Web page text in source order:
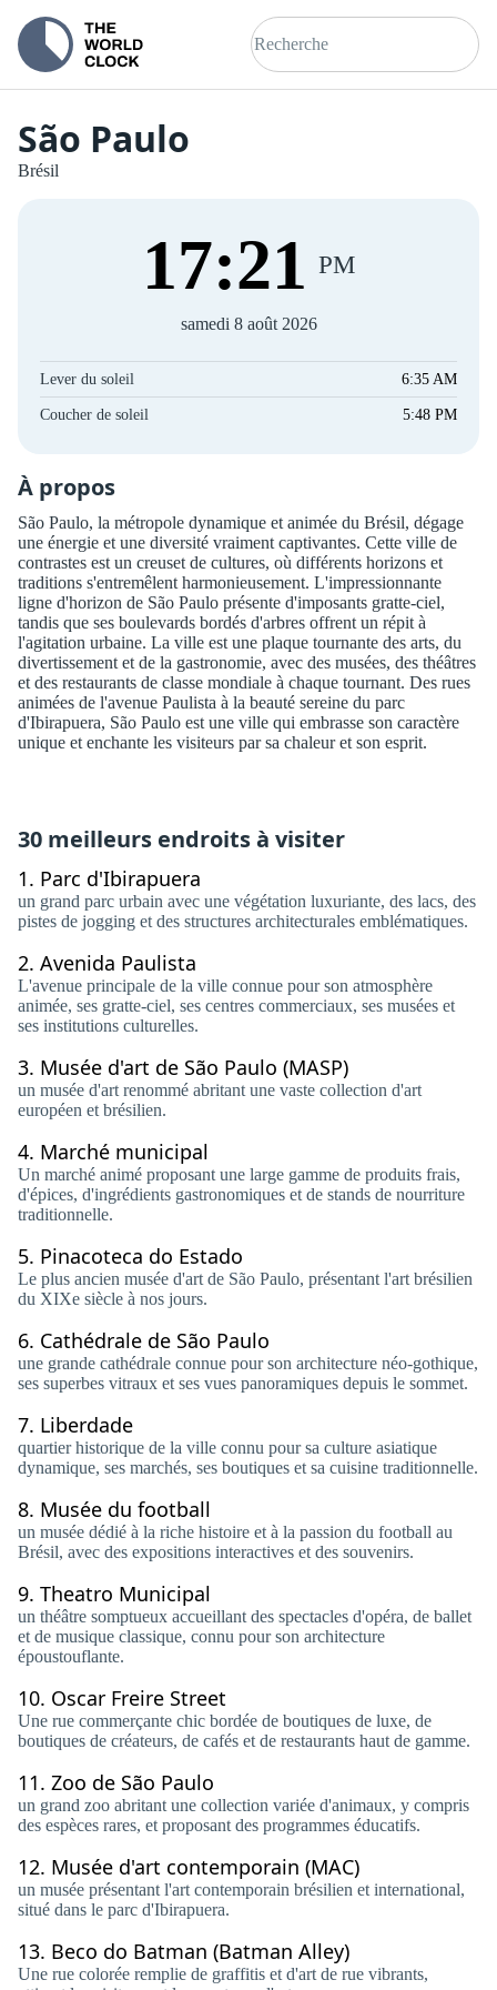
São Paulo
Brésil
17:22 PM
samedi 8 août 2026
Lever du soleil 6:35 AM
Coucher de soleil 5:48 PM
À propos
São Paulo, la métropole dynamique et animée du Brésil, dégage
une énergie et une diversité vraiment captivantes. Cette ville de
contrastes est un creuset de cultures, où différents horizons et
traditions s'entremêlent harmonieusement. L'impressionnante
ligne d'horizon de São Paulo présente d'imposants gratte-ciel,
tandis que ses boulevards bordés d'arbres offrent un répit à
l'agitation urbaine. La ville est une plaque tournante des arts, du
divertissement et de la gastronomie, avec des musées, des théâtres
et des restaurants de classe mondiale à chaque tournant. Des rues
animées de l'avenue Paulista à la beauté sereine du parc
d'Ibirapuera, São Paulo est une ville qui embrasse son caractère
unique et enchante les visiteurs par sa chaleur et son esprit.
30 meilleurs endroits à visiter
1. Parc d'Ibirapuera
un grand parc urbain avec une végétation luxuriante, des lacs, des
pistes de jogging et des structures architecturales emblématiques.
2. Avenida Paulista
L'avenue principale de la ville connue pour son atmosphère
animée, ses gratte-ciel, ses centres commerciaux, ses musées et
ses institutions culturelles.
3. Musée d'art de São Paulo (MASP)
un musée d'art renommé abritant une vaste collection d'art
européen et brésilien.
4. Marché municipal
Un marché animé proposant une large gamme de produits frais,
d'épices, d'ingrédients gastronomiques et de stands de nourriture
traditionnelle.
5. Pinacoteca do Estado
Le plus ancien musée d'art de São Paulo, présentant l'art brésilien
du XIXe siècle à nos jours.
6. Cathédrale de São Paulo
une grande cathédrale connue pour son architecture néo-gothique,
ses superbes vitraux et ses vues panoramiques depuis le sommet.
7. Liberdade
quartier historique de la ville connu pour sa culture asiatique
dynamique, ses marchés, ses boutiques et sa cuisine traditionnelle.
8. Musée du football
un musée dédié à la riche histoire et à la passion du football au
Brésil, avec des expositions interactives et des souvenirs.
9. Theatro Municipal
un théâtre somptueux accueillant des spectacles d'opéra, de ballet
et de musique classique, connu pour son architecture
époustouflante.
10. Oscar Freire Street
Une rue commerçante chic bordée de boutiques de luxe, de
boutiques de créateurs, de cafés et de restaurants haut de gamme.
11. Zoo de São Paulo
un grand zoo abritant une collection variée d'animaux, y compris
des espèces rares, et proposant des programmes éducatifs.
12. Musée d'art contemporain (MAC)
un musée présentant l'art contemporain brésilien et international,
situé dans le parc d'Ibirapuera.
13. Beco do Batman (Batman Alley)
Une rue colorée remplie de graffitis et d'art de rue vibrants,